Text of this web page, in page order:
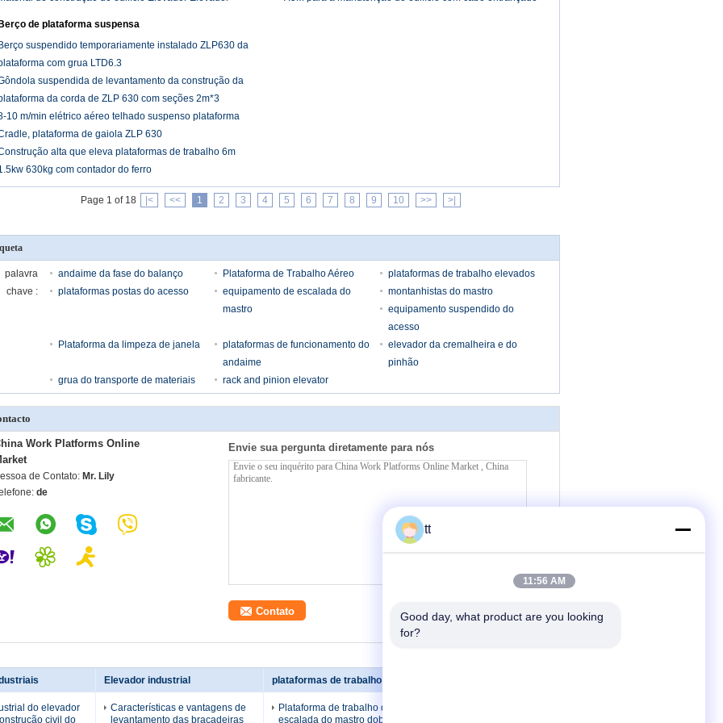
de plataforma suspensa
suspendido temporariamente instalado ZLP630 da
com grua LTD6.3
suspendida de levantamento da construção da
da corda de ZLP 630 com seções 2m*3
10 m/min elétrico aéreo telhado suspenso plataforma
plataforma de gaiola ZLP 630
alta que eleva plataformas de trabalho 6m
630kg com contador do ferro
Page 1 of 18 |< << 1 2 3 4 5 6 7 8 9 10 >> >|
palavra
chave :
andaime da fase do balanço Plataforma de Trabalho Aéreo
plataformas de trabalho elevados
plataformas postas do acesso
equipamento de escalada do
mastro
montanhistas do mastro
equipamento suspendido do
acesso
Plataforma da limpeza de janela
plataformas de funcionamento do
andaime
elevador da cremalheira e do
pinhão
grua do transporte de materiais
rack and pinion elevator
Work Platforms Online
de Contato: Mr. Lily
de
Envie sua pergunta diretamente para nós
do elevador
civil do
Elevador industrial
Características e vantagens de
levantamento das braçadeiras
Plataforma de trabalho de
escalada do mastro dobro
tt
11:56 AM
Good day, what product are you looking
for?